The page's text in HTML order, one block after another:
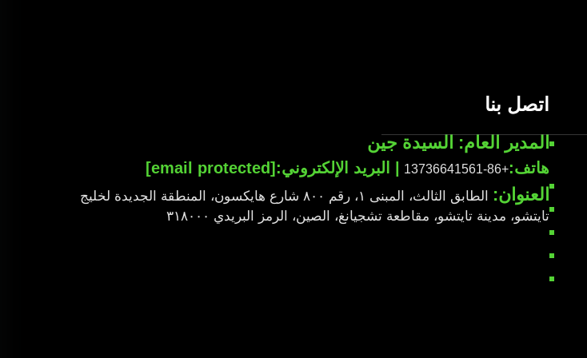
اتصل بنا
المدير العام: السيدة جين
هاتف:+86-13736641561 | البريد الإلكتروني:[email protected]
العنوان:
الطابق الثالث، المبنى ١، رقم ٨٠٠ شارع هايكسون، المنطقة الجديدة لخليج
تايتشو، مدينة تايتشو، مقاطعة تشجيانغ، الصين، الرمز البريدي ٣١٨٠٠٠